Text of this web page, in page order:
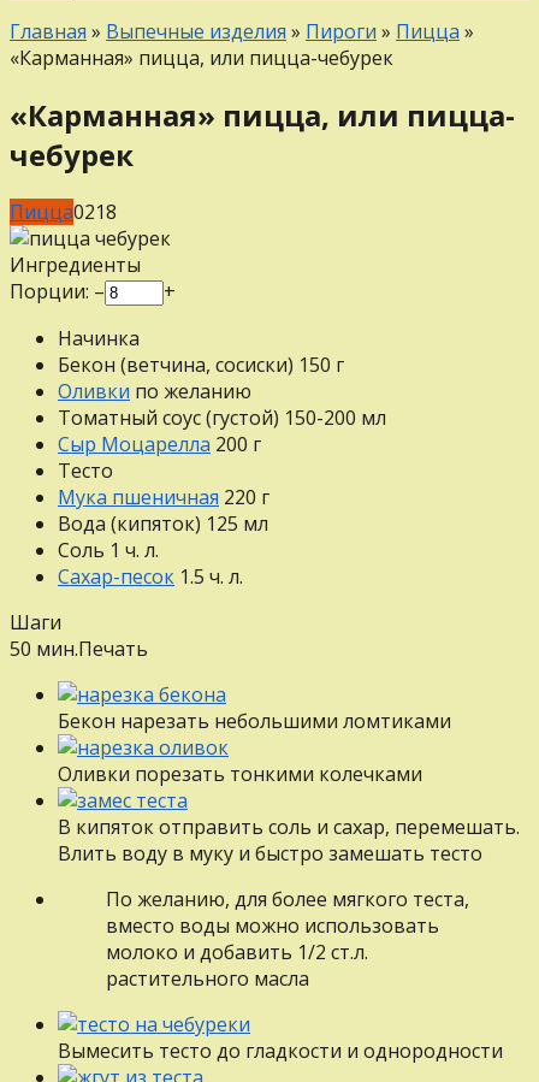
Главная » Выпечные изделия » Пироги » Пицца »
«Карманная» пицца, или пицца-чебурек
«Карманная» пицца, или пицца-
чебурек
Пицца0218
Ингредиенты
Порции: –
+
Начинка
Бекон (ветчина, сосиски) 150 г
Оливки по желанию
Томатный соус (густой) 150-200 мл
Сыр Моцарелла 200 г
Тесто
Мука пшеничная 220 г
Вода (кипяток) 125 мл
Соль 1 ч. л.
Сахар-песок 1.5 ч. л.
Шаги
50 мин.Печать
Бекон нарезать небольшими ломтиками
Оливки порезать тонкими колечками
В кипяток отправить соль и сахар, перемешать.
Влить воду в муку и быстро замешать тесто
По желанию, для более мягкого теста,
вместо воды можно использовать
молоко и добавить 1/2 ст.л.
растительного масла
Вымесить тесто до гладкости и однородности